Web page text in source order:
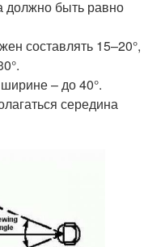
должно быть равно
составлять 15–20°,
– до 40°.
середина